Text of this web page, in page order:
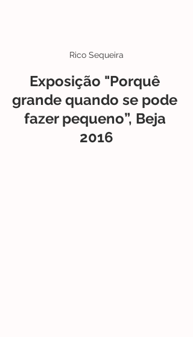
Rico Sequeira
Exposição "Porquê
grande quando se pode
fazer pequeno”, Beja
2016